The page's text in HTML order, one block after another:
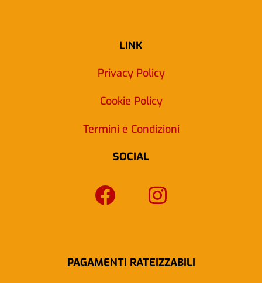
LINK
Privacy Policy
Cookie Policy
Termini e Condizioni
SOCIAL
F
a
b
I
n
a
PAGAMENTI RATEIZZABILI